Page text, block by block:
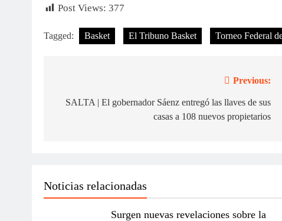
Post Views: 377
Tagged: Basket El Tribuno Basket Torneo Federal
de
Previous:
SALTA | El gobernador Sáenz entregó las llaves de sus
casas a 108 nuevos propietarios
Noticias relacionadas
Surgen nuevas revelaciones sobre la